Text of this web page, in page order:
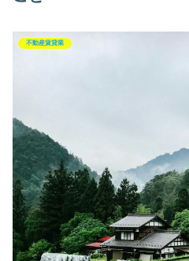
不動産賃貸業